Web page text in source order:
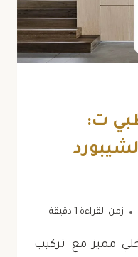
ت:
الشيبورد
زمن القراءة دقيقة
مميز مع تركيب